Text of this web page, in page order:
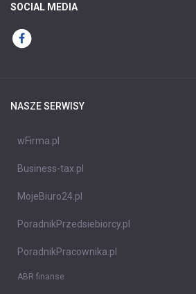
SOCIAL MEDIA
NASZE SERWISY
wFirma.pl
Business-tax.pl
MojeBiuro24.pl
PoradnikPrzedsiebiorcy.pl
PoradnikPracownika.pl
ABR finanse